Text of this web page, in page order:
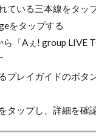
ている三本線をタッ
をタップする
「Aぇ! group LIVE
プレイガイドのボタ
タップし、詳細を確